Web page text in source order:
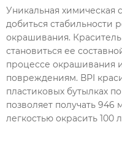
Уникальная химическая
добиться стабильности
окрашивания.
становиться ее
процессе окрашивания
повреждениям. ВРI
пластиковых бутылках
позволяет получать
легкостью окрасить 100